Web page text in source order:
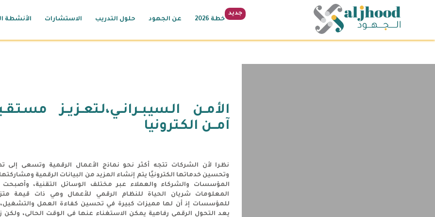
الأنشطة الاستشارات حلول التدريب عن الجهود خطة 2026
جديد
الأمــن الـسيـبــرانــي،لـتعــزيــز
آمـــن الكـترونيا
نظرا لأن الشركات تتجه أكثر نحو نماذج الأعمال الرقمية وتسعى إلى
وتحسين خدماتها الكترونيًا يتم إنشاء المزيد من البيانات الرقمية
المؤسسات والشركاء والعملاء عبر مختلف الوسائل التقنية، وأصبحت
المعلومات شريان الحياة للنظام الرقمي للأعمال وهي ذات قيمة
للمؤسسات إذ أن لها مميزات كبيرة في تحسين كفاءة العمل والتشغيل،
يعد التحول الرقمي رفاهية يمكن الاستغناء عنها في الوقت الحالي، ولكن